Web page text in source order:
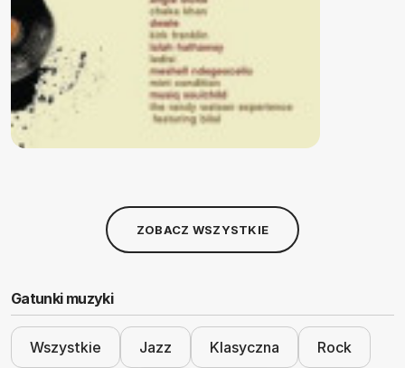
ZOBACZ WSZYSTKIE
Gatunki muzyki
Wszystkie Jazz Klasyczna Rock